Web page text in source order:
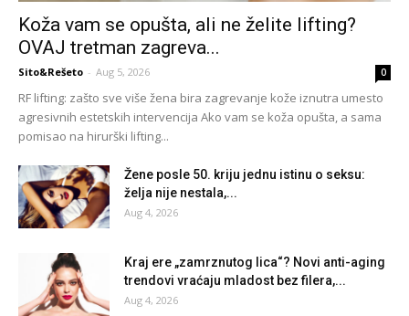
Koža vam se opušta, ali ne želite lifting?
OVAJ tretman zagreva...
Sito&Rešeto - Aug 5, 2026 0
RF lifting: zašto sve više žena bira zagrevanje kože iznutra umesto
agresivnih estetskih intervencija Ako vam se koža opušta, a sama
pomisao na hirurški lifting...
Žene posle 50. kriju jednu istinu o seksu:
želja nije nestala,...
Aug 4, 2026
Kraj ere „zamrznutog lica“? Novi anti-aging
trendovi vraćaju mladost bez filera,...
Aug 4, 2026